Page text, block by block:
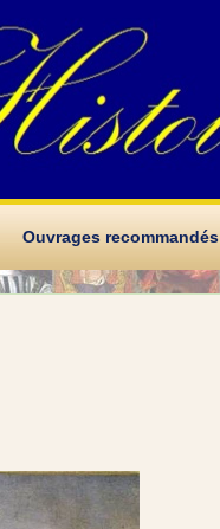
Ouvrages recommandés